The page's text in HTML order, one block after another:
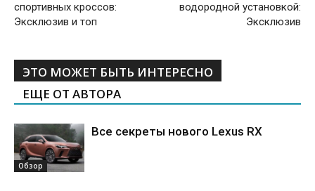
спортивных кроссов:
Эксклюзив и топ
водородной установкой:
Эксклюзив
ЭТО МОЖЕТ БЫТЬ ИНТЕРЕСНО
ЕЩЕ ОТ АВТОРА
Обзор
Все секреты нового Lexus RX